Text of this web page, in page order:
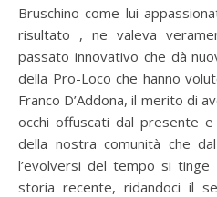
Bruschino come lui
risultato , ne valeva
passato innovativo che dà
della Pro-Loco che hanno
Franco D’Addona, il merito di
occhi offuscati dal presente
della nostra comunità che
l’evolversi del tempo si
storia recente, ridandoci il